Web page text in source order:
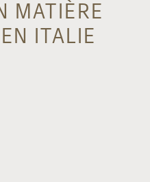
MATIÈRE
ITALIE